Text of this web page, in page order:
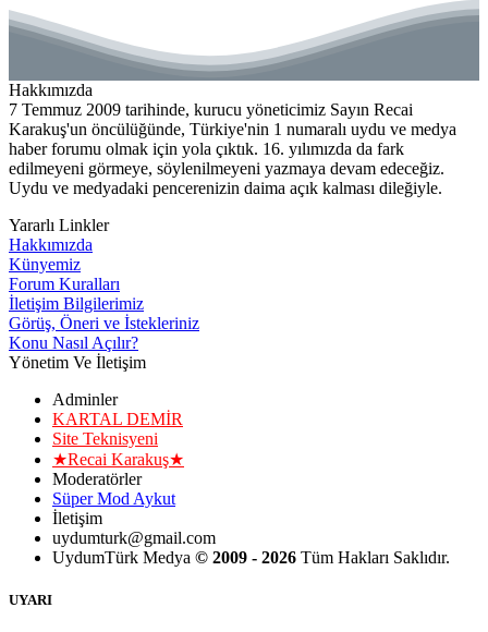
Hakkımızda
7 Temmuz 2009 tarihinde, kurucu yöneticimiz Sayın Recai
Karakuş'un öncülüğünde, Türkiye'nin 1 numaralı uydu ve medya
haber forumu olmak için yola çıktık. 16. yılımızda da fark
edilmeyeni görmeye, söylenilmeyeni yazmaya devam edeceğiz.
Uydu ve medyadaki pencerenizin daima açık kalması dileğiyle.
Yararlı Linkler
Hakkımızda
Künyemiz
Forum Kuralları
İletişim Bilgilerimiz
Görüş, Öneri ve İstekleriniz
Konu Nasıl Açılır?
Yönetim Ve İletişim
Adminler
KARTAL DEMİR
Site Teknisyeni
★Recai Karakuş★
Moderatörler
Süper Mod Aykut
İletişim
uydumturk@gmail.com
UydumTürk Medya © 2009 - 2026 Tüm Hakları Saklıdır.
UYARI